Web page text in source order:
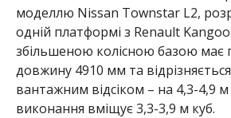
моделлю Nissan Townstar L2,
одній платформі з Renault Kangoo.
збільшеною колісною базою має
довжину 4910 мм та
вантажним відсіком – на 4,3-4,9
виконання вміщує 3,3-3,9 м куб.